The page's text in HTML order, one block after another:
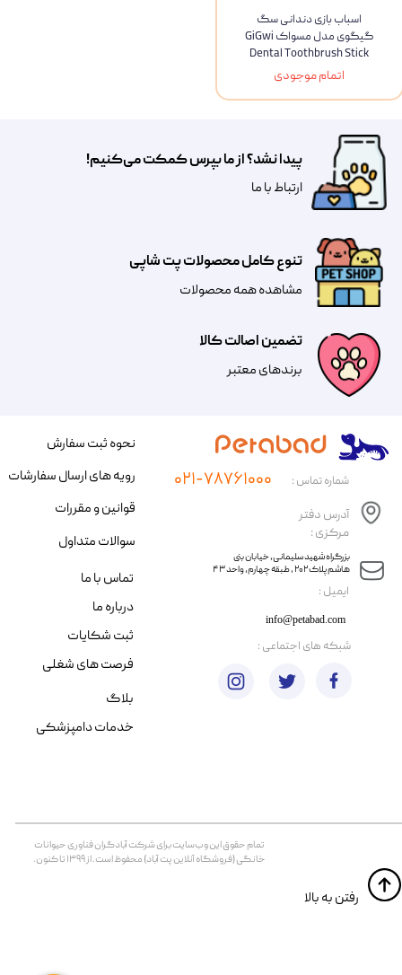
اسباب بازی دندانی سگ
گیگوی مدل مسواک GiGwi
Dental Toothbrush Stick
اتمام موجودی
تضمین اصالت کالا
​​برندهای معتبر​​​​​​​
تنوع کامل محصولات پت شاپی
مشاهده همه محصولات
پیدا نشد؟ از ما بپرس کمکت می‌کنیم!
​​​ارتباط با ما
​ایمیل :
آدرس دفتر
مرکزی :
info@petabad.com
​​بزرگراه شهید سلیمانی، خیابان بنی
هاشم پلاک ۲۰۲ ، طبقه چهارم، واحد ۴۳
شماره تماس : ۰۲۱-۷۸۷۶۱۰۰۰
تمام حقوق اين وب‌سايت برای شرکت آبادگران فناوری حیوانات
خانگی (فروشگاه آنلاین پت آباد) محفوظ است. از ۱۳۹۹ تا کنون.
​​رفتن به بالا
نحوه ثبت سفارش
رویه های ارسال سفارشات
قوانین و مقررات
سوالات متداول
تماس با ما
درباره ما
ثبت شکایات
فرصت های شغلی
​شبکه های اجتماعی :
بلاگ
خدمات دامپزشکی